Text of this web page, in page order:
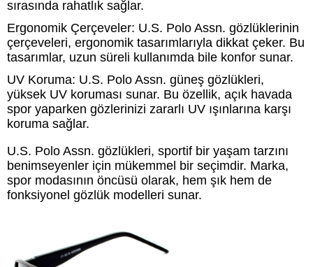
sırasında rahatlık sağlar.
Ergonomik Çerçeveler: U.S. Polo Assn. gözlüklerinin
çerçeveleri, ergonomik tasarımlarıyla dikkat çeker. Bu
tasarımlar, uzun süreli kullanımda bile konfor sunar.
UV Koruma: U.S. Polo Assn. güneş gözlükleri,
yüksek UV koruması sunar. Bu özellik, açık havada
spor yaparken gözlerinizi zararlı UV ışınlarına karşı
koruma sağlar.
U.S. Polo Assn. gözlükleri, sportif bir yaşam tarzını
benimseyenler için mükemmel bir seçimdir. Marka,
spor modasının öncüsü olarak, hem şık hem de
fonksiyonel gözlük modelleri sunar.